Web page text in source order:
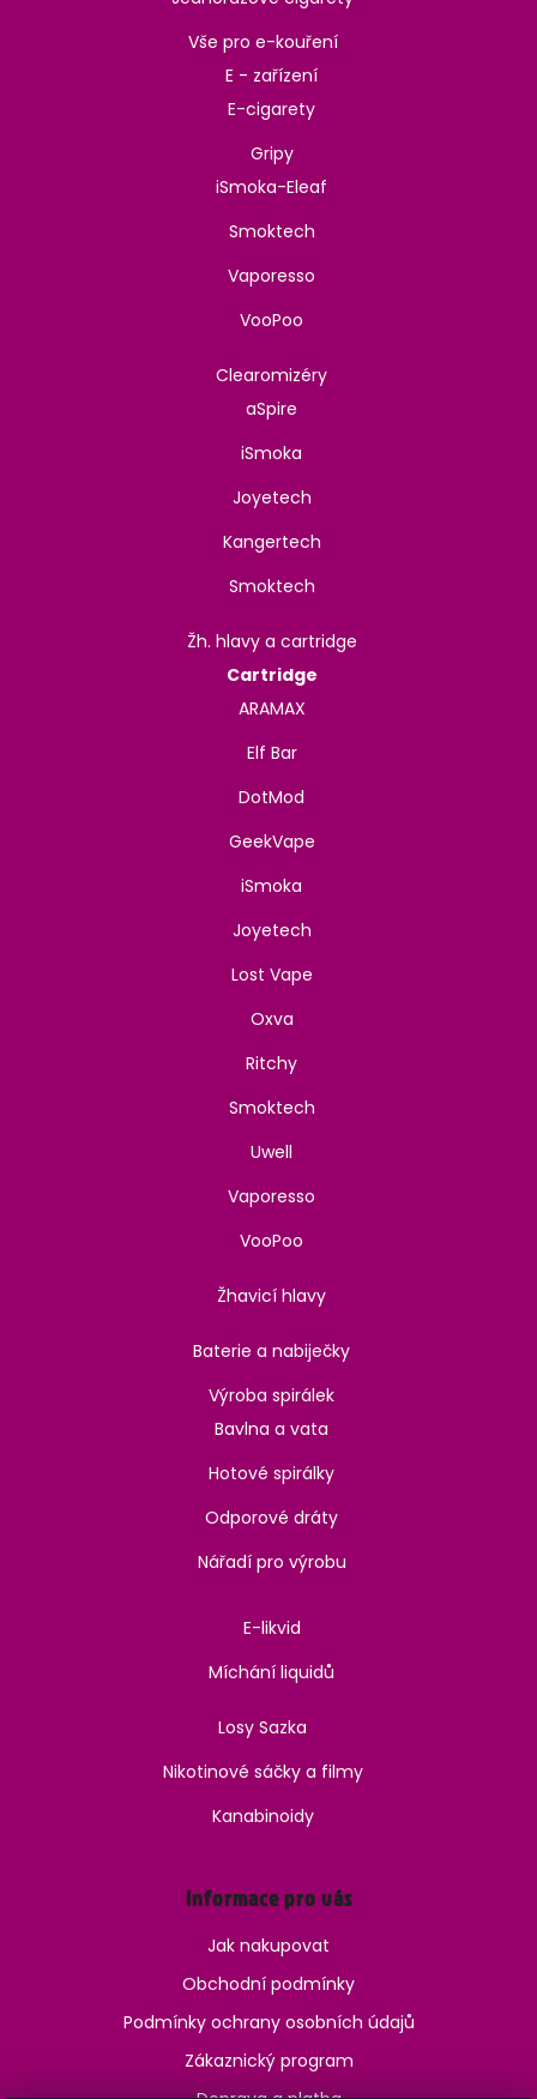
Vše pro e-kouření
E - zařízení
E-cigarety
Gripy
iSmoka-Eleaf
Smoktech
Vaporesso
VooPoo
Clearomizéry
aSpire
iSmoka
Joyetech
Kangertech
Smoktech
Žh. hlavy a cartridge
Cartridge
ARAMAX
Elf Bar
DotMod
GeekVape
iSmoka
Joyetech
Lost Vape
Oxva
Ritchy
Smoktech
Uwell
Vaporesso
VooPoo
Žhavicí hlavy
Baterie a nabiječky
Výroba spirálek
Bavlna a vata
Hotové spirálky
Odporové dráty
Nářadí pro výrobu
E-likvid
Míchání liquidů
Losy Sazka
Nikotinové sáčky a filmy
Kanabinoidy
Informace pro vás
Jak nakupovat
Obchodní podmínky
Podmínky ochrany osobních údajů
Zákaznický program